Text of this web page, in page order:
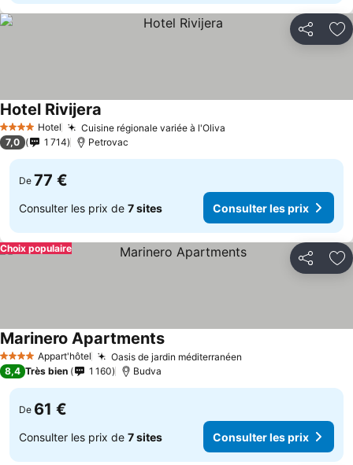
Partager
4 Étoiles Hotel Cuisine régionale variée à l'Oliva
Hotel Rivijera
7,0 1 714 Petrovac
De 77 €
Consulter les prix de 7 sites Consulter les prix
Partager
Choix populaire
4 Étoiles Appart'hôtel Oasis de jardin méditerranéen
Marinero Apartments
8,4 Très bien 1 160 Budva
De 61 €
Consulter les prix de 7 sites Consulter les prix